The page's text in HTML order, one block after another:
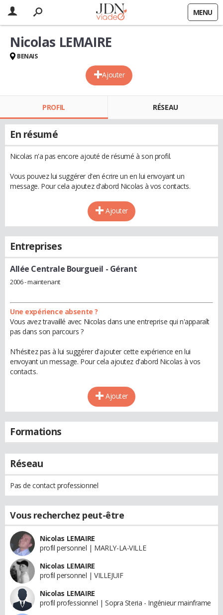
MENU
Ajouter
Nicolas LEMAIRE
BENAIS
PROFIL RÉSEAU
En résumé
Nicolas n'a pas encore ajouté de résumé à son profil.
Vous pouvez lui suggérer d'en écrire un en lui envoyant un
message. Pour cela ajoutez d'abord Nicolas à vos contacts.
Ajouter
Entreprises
Allée Centrale Bourgueil - Gérant
2006 - maintenant
Une expérience absente ?
Vous avez travaillé avec Nicolas dans une entreprise qui n'apparaît
pas dans son parcours ?
N'hésitez pas à lui suggérer d'ajouter cette expérience en lui
envoyant un message. Pour cela ajoutez d'abord Nicolas à vos
contacts.
Ajouter
Formations
Réseau
Pas de contact professionnel
Vous recherchez peut-être
Nicolas LEMAIRE
profil personnel | MARLY-LA-VILLE
Nicolas LEMAIRE
profil personnel | VILLEJUIF
Nicolas LEMAIRE
profil professionnel | Sopra Steria - Ingénieur mainframe